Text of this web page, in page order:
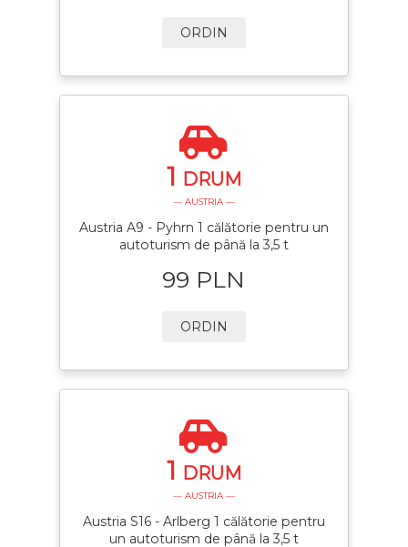
ORDIN
1 DRUM
— AUSTRIA —
Austria A9 - Pyhrn 1 călătorie pentru un
autoturism de până la 3,5 t
99 PLN
ORDIN
1 DRUM
— AUSTRIA —
Austria S16 - Arlberg 1 călătorie pentru
un autoturism de până la 3,5 t